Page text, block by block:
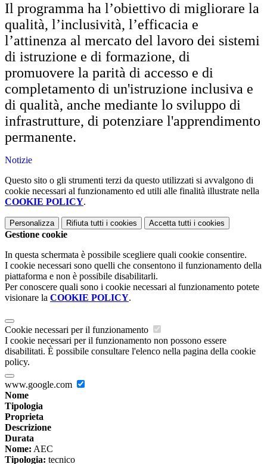
Il programma ha l’obiettivo di migliorare la
qualità, l’inclusività, l’efficacia e
l’attinenza al mercato del lavoro dei sistemi
di istruzione e di formazione, di
promuovere la parità di accesso e di
completamento di un'istruzione inclusiva e
di qualità, anche mediante lo sviluppo di
infrastrutture, di potenziare l'apprendimento
permanente.
Notizie
Questo sito o gli strumenti terzi da questo utilizzati si avvalgono di
cookie necessari al funzionamento ed utili alle finalità illustrate nella
COOKIE POLICY.
Personalizza Rifiuta tutti i cookies Accetta tutti i cookies
Gestione cookie
In questa schermata è possibile scegliere quali cookie consentire.
I cookie necessari sono quelli che consentono il funzionamento della
piattaforma e non è possibile disabilitarli.
Per conoscere quali sono i cookie necessari al funzionamento potete
visionare la COOKIE POLICY.
Cookie necessari per il funzionamento
I cookie necessari per il funzionamento non possono essere
disabilitati. È possibile consultare l'elenco nella pagina della cookie
policy.
www.google.com
Nome
Tipologia
Proprieta
Descrizione
Durata
Nome: AEC
Tipologia: tecnico